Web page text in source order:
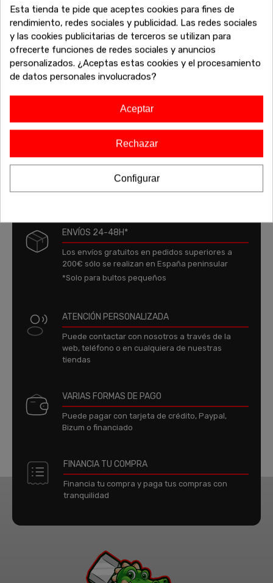
Alto 20
Ancho 113.4
Fondo 21.6
Conglomerado De Alta
ENVÍOS 24-48H*
Los envíos gratuitos en pedidos superiores a
200€ sólo se realizan en España peninsular
*Solo para bultos pequeños
ATENCIÓN PERSONALIZADA
Puede contactar con nosotros a través de la
web, teléfono o en cualquiera de nuestras
tiendas
VARIAS FORMAS DE PAGO
Puede pagar con tarjeta de crédito, Paypal,
Bizum o financiado
FINANCIA TU COMPRA
Financia tu compra y paga tus compras con
tranquilidad
Esta tienda te pide que aceptes cookies para fines de
rendimiento, redes sociales y publicidad. Las redes sociales
y las cookies publicitarias de terceros se utilizan para
ofrecerte funciones de redes sociales y anuncios
personalizados. ¿Aceptas estas cookies y el procesamiento
de datos personales involucrados?
Aceptar
Rechazar
Configurar